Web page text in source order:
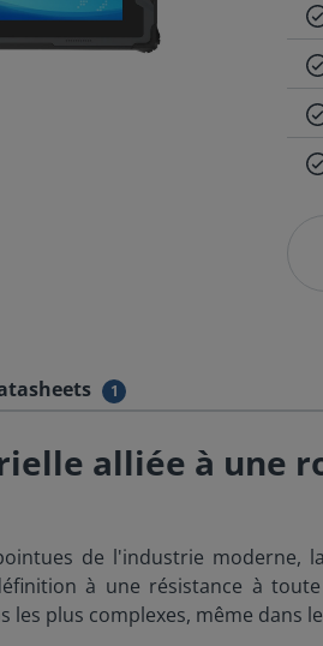
1
alliée à une
de l'industrie moderne, la
à une résistance à
plus complexes, même dans